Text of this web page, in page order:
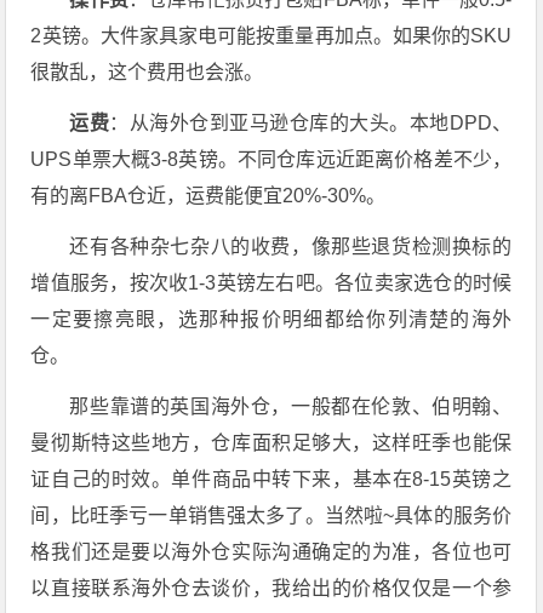
2英镑。大件家具家电可能按重量再加点。如果你的SKU
很散乱，这个费用也会涨。
运费：从海外仓到亚马逊仓库的大头。本地DPD、
UPS单票大概3-8英镑。不同仓库远近距离价格差不少，
有的离FBA仓近，运费能便宜20%-30%。
还有各种杂七杂八的收费，像那些退货检测换标的
增值服务，按次收1-3英镑左右吧。各位卖家选仓的时候
一定要擦亮眼，选那种报价明细都给你列清楚的海外
仓。
那些靠谱的英国海外仓，一般都在伦敦、伯明翰、
曼彻斯特这些地方，仓库面积足够大，这样旺季也能保
证自己的时效。单件商品中转下来，基本在8-15英镑之
间，比旺季亏一单销售强太多了。当然啦~具体的服务价
格我们还是要以海外仓实际沟通确定的为准，各位也可
以直接联系海外仓去谈价，我给出的价格仅仅是一个参